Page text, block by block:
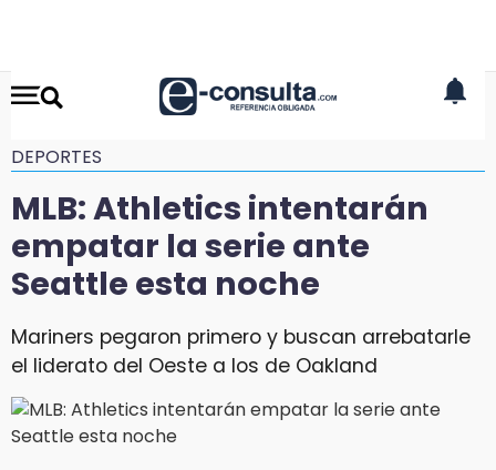
DEPORTES
MLB: Athletics intentarán
empatar la serie ante
Seattle esta noche
Mariners pegaron primero y buscan arrebatarle
el liderato del Oeste a los de Oakland